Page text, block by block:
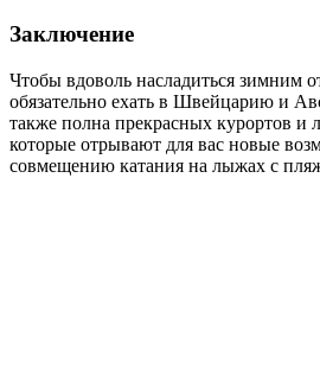
Заключение
Чтобы вдоволь насладиться зимним
обязательно ехать в Швейцарию и
также полна прекрасных курортов
которые отрывают для вас новые
совмещению катания на лыжах с